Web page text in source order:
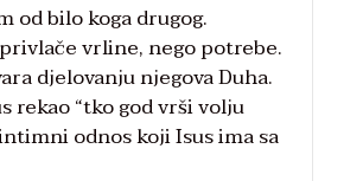
od bilo koga drugog.
vrline, nego potrebe.
djelovanju njegova Duha.
rekao “tko god vrši volju
odnos koji Isus ima sa